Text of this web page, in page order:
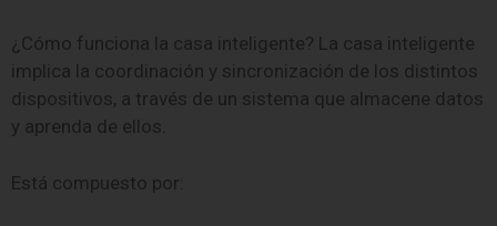
¿Cómo funciona la casa inteligente? La casa inteligente
implica la coordinación y sincronización de los distintos
dispositivos, a través de un sistema que almacene datos
y aprenda de ellos.
Está compuesto por: